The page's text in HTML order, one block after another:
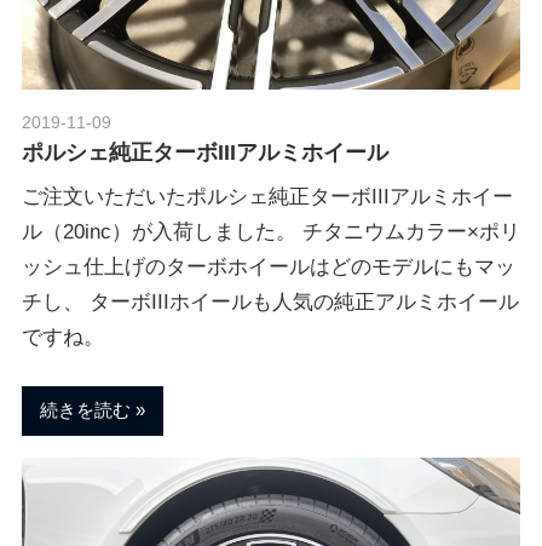
2019-11-09
ポルシェ純正ターボIIIアルミホイール
ご注文いただいたポルシェ純正ターボIIIアルミホイー
ル（20inc）が入荷しました。 チタニウムカラー×ポリ
ッシュ仕上げのターボホイールはどのモデルにもマッ
チし、 ターボIIIホイールも人気の純正アルミホイール
ですね。
続きを読む